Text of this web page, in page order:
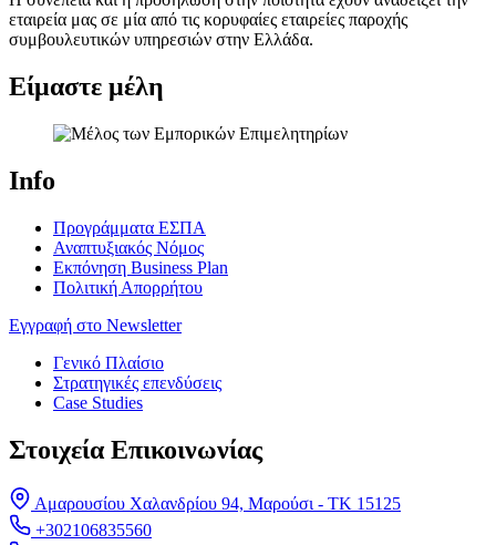
εταιρεία μας σε μία από τις κορυφαίες εταιρείες παροχής
συμβουλευτικών υπηρεσιών στην Ελλάδα.
Είμαστε μέλη
Info
Προγράμματα ΕΣΠΑ
Αναπτυξιακός Νόμος
Εκπόνηση Business Plan
Πολιτική Απορρήτου
Εγγραφή στο Newsletter
Γενικό Πλαίσιο
Στρατηγικές επενδύσεις
Case Studies
Στοιχεία Επικοινωνίας
Αμαρουσίου Χαλανδρίου 94, Μαρούσι - ΤΚ 15125
+302106835560